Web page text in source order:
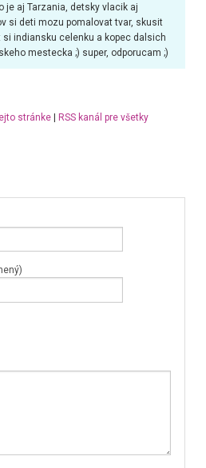
je aj Tarzania, detsky vlacik aj
si deti mozu pomalovat tvar, skusit
indiansku celenku a kopec dalsich
mestecka ;) super, odporucam ;)
stránke| RSS kanál pre všetky